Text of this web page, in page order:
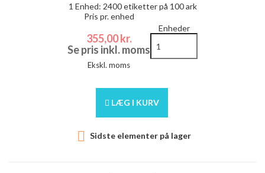
1 Enhed: 2400etiketter på 100 ark
Pris pr. enhed
355,00 kr.
Se pris inkl. moms
Ekskl. moms
Enheder
LÆG I KURV
 Sidste elementer på lager